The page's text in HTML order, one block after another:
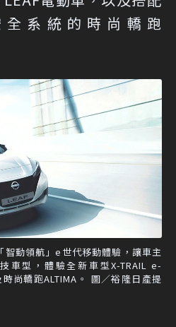
全系統的時尚轎跑
智動領航」e世代移動體驗，讓車主
車型，體驗全新車型X-TRAIL e-
尚轎跑ALTIMA。 圖／裕隆日產提